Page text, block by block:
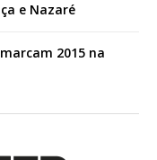
e Nazaré
2015 na